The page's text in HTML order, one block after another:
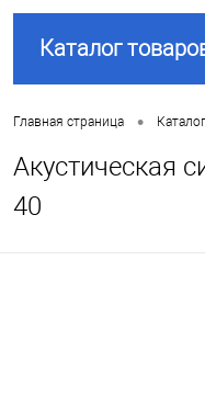
Каталог
Главная страница •
Акустическая
40